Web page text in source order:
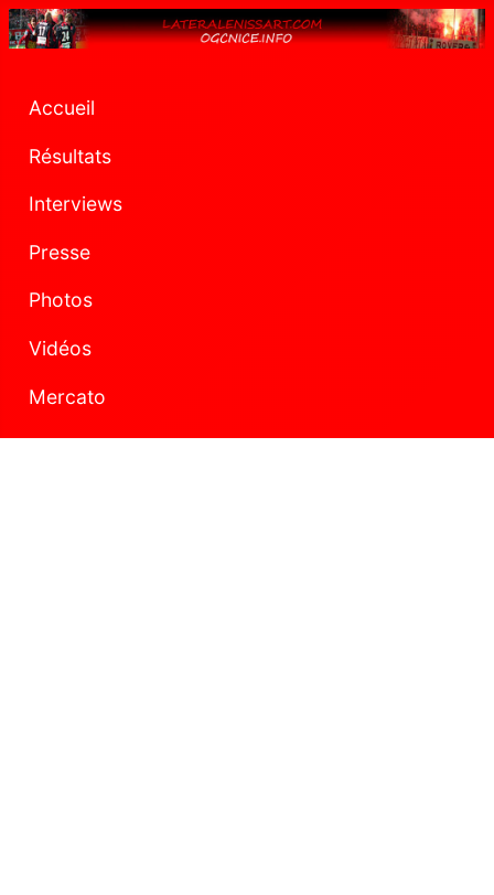
Accueil
Résultats
Interviews
Presse
Photos
Vidéos
Mercato